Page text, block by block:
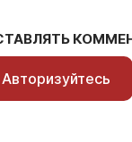
Авторизуйтесь